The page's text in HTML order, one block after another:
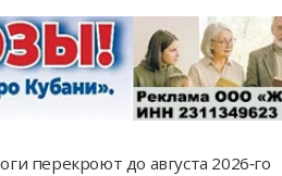
перекроют до августа 2026‑го